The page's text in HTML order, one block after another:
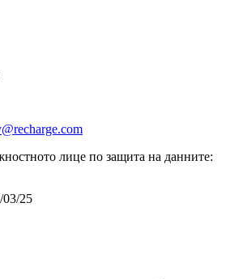
лице по защита на данните:
03/25